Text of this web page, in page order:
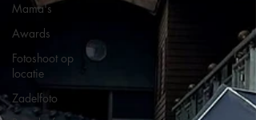
Mama's
Awards
Fotoshoot op
locatie
Zadelfoto